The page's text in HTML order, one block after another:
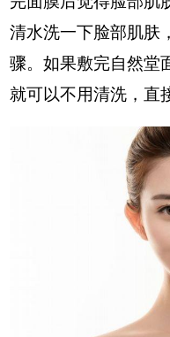
清水洗一下脸部肌肤
骤。如果敷完自然堂
就可以不用清洗，直